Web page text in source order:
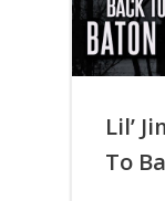
Lil’
To